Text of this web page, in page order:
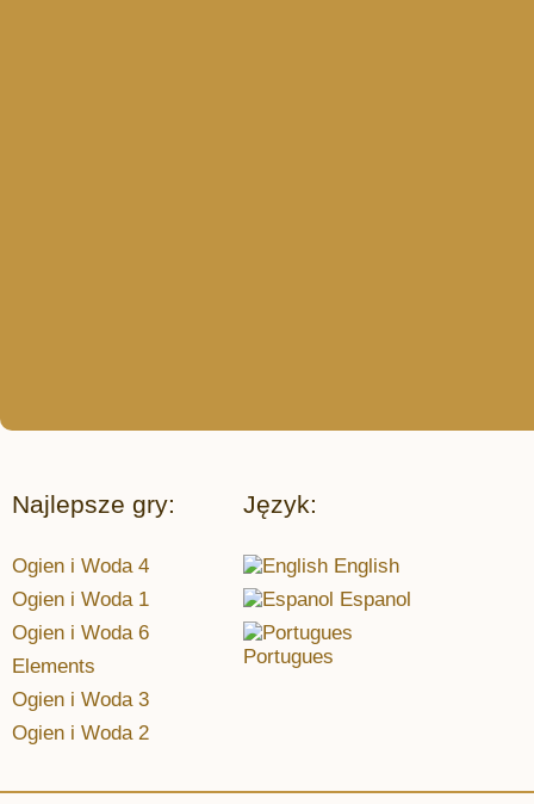
Najlepsze gry:
Ogien i Woda 4
Ogien i Woda 1
Ogien i Woda 6
Elements
Ogien i Woda 3
Ogien i Woda 2
Język:
English
Espanol
Portugues